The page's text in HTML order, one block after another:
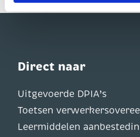
Direct naar
Uitgevoerde DPIA’s
Toetsen
Leermiddelen